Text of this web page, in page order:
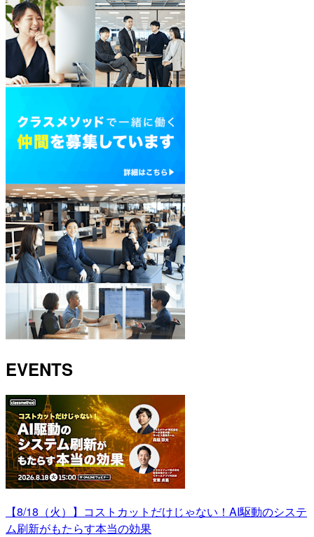
EVENTS
【8/18（火）】コストカットだけじゃない！AI駆動のシステ
ム刷新がもたらす本当の効果